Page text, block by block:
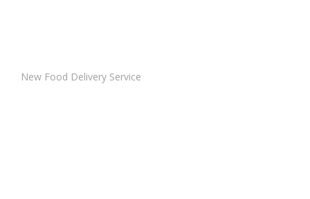
New Food Delivery Service